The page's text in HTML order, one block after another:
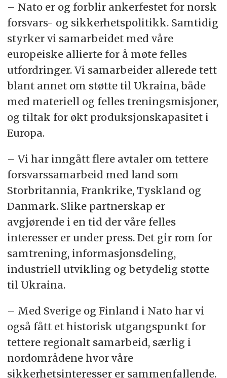
– Nato er og forblir ankerfestet for norsk
forsvars- og sikkerhetspolitikk. Samtidig
styrker vi samarbeidet med våre
europeiske allierte for å møte felles
utfordringer. Vi samarbeider allerede tett
blant annet om støtte til Ukraina, både
med materiell og felles treningsmisjoner,
og tiltak for økt produksjonskapasitet i
Europa.
– Vi har inngått flere avtaler om tettere
forsvarssamarbeid med land som
Storbritannia, Frankrike, Tyskland og
Danmark. Slike partnerskap er
avgjørende i en tid der våre felles
interesser er under press. Det gir rom for
samtrening, informasjonsdeling,
industriell utvikling og betydelig støtte
til Ukraina.
– Med Sverige og Finland i Nato har vi
også fått et historisk utgangspunkt for
tettere regionalt samarbeid, særlig i
nordområdene hvor våre
sikkerhetsinteresser er sammenfallende.